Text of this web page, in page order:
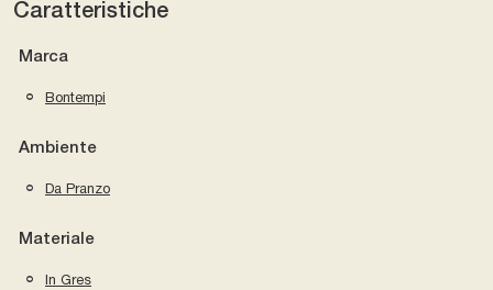
Caratteristiche
Marca
Bontempi
Ambiente
Da Pranzo
Materiale
In Gres